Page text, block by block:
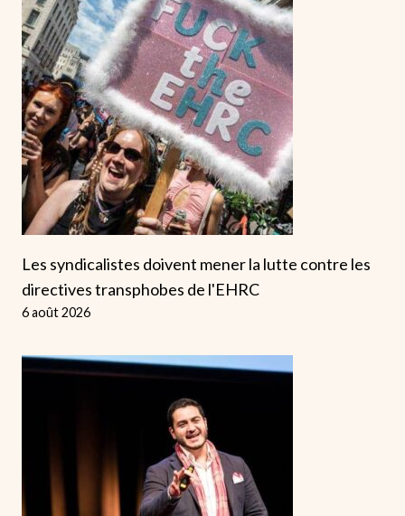
Les syndicalistes doivent mener la lutte contre les
directives transphobes de l'EHRC
6 août 2026